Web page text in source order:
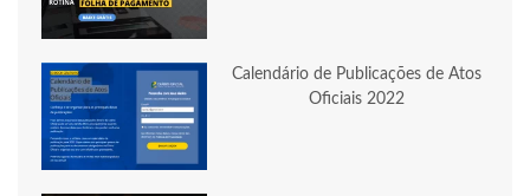
Calendário de Publicações de Atos
Oficiais 2022